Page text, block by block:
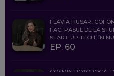
FLAVIA HUSAR,
FACI PASUL DE LA
START-UP TECH, ÎN
EP. 60
COSMIN BOȚOROGA,